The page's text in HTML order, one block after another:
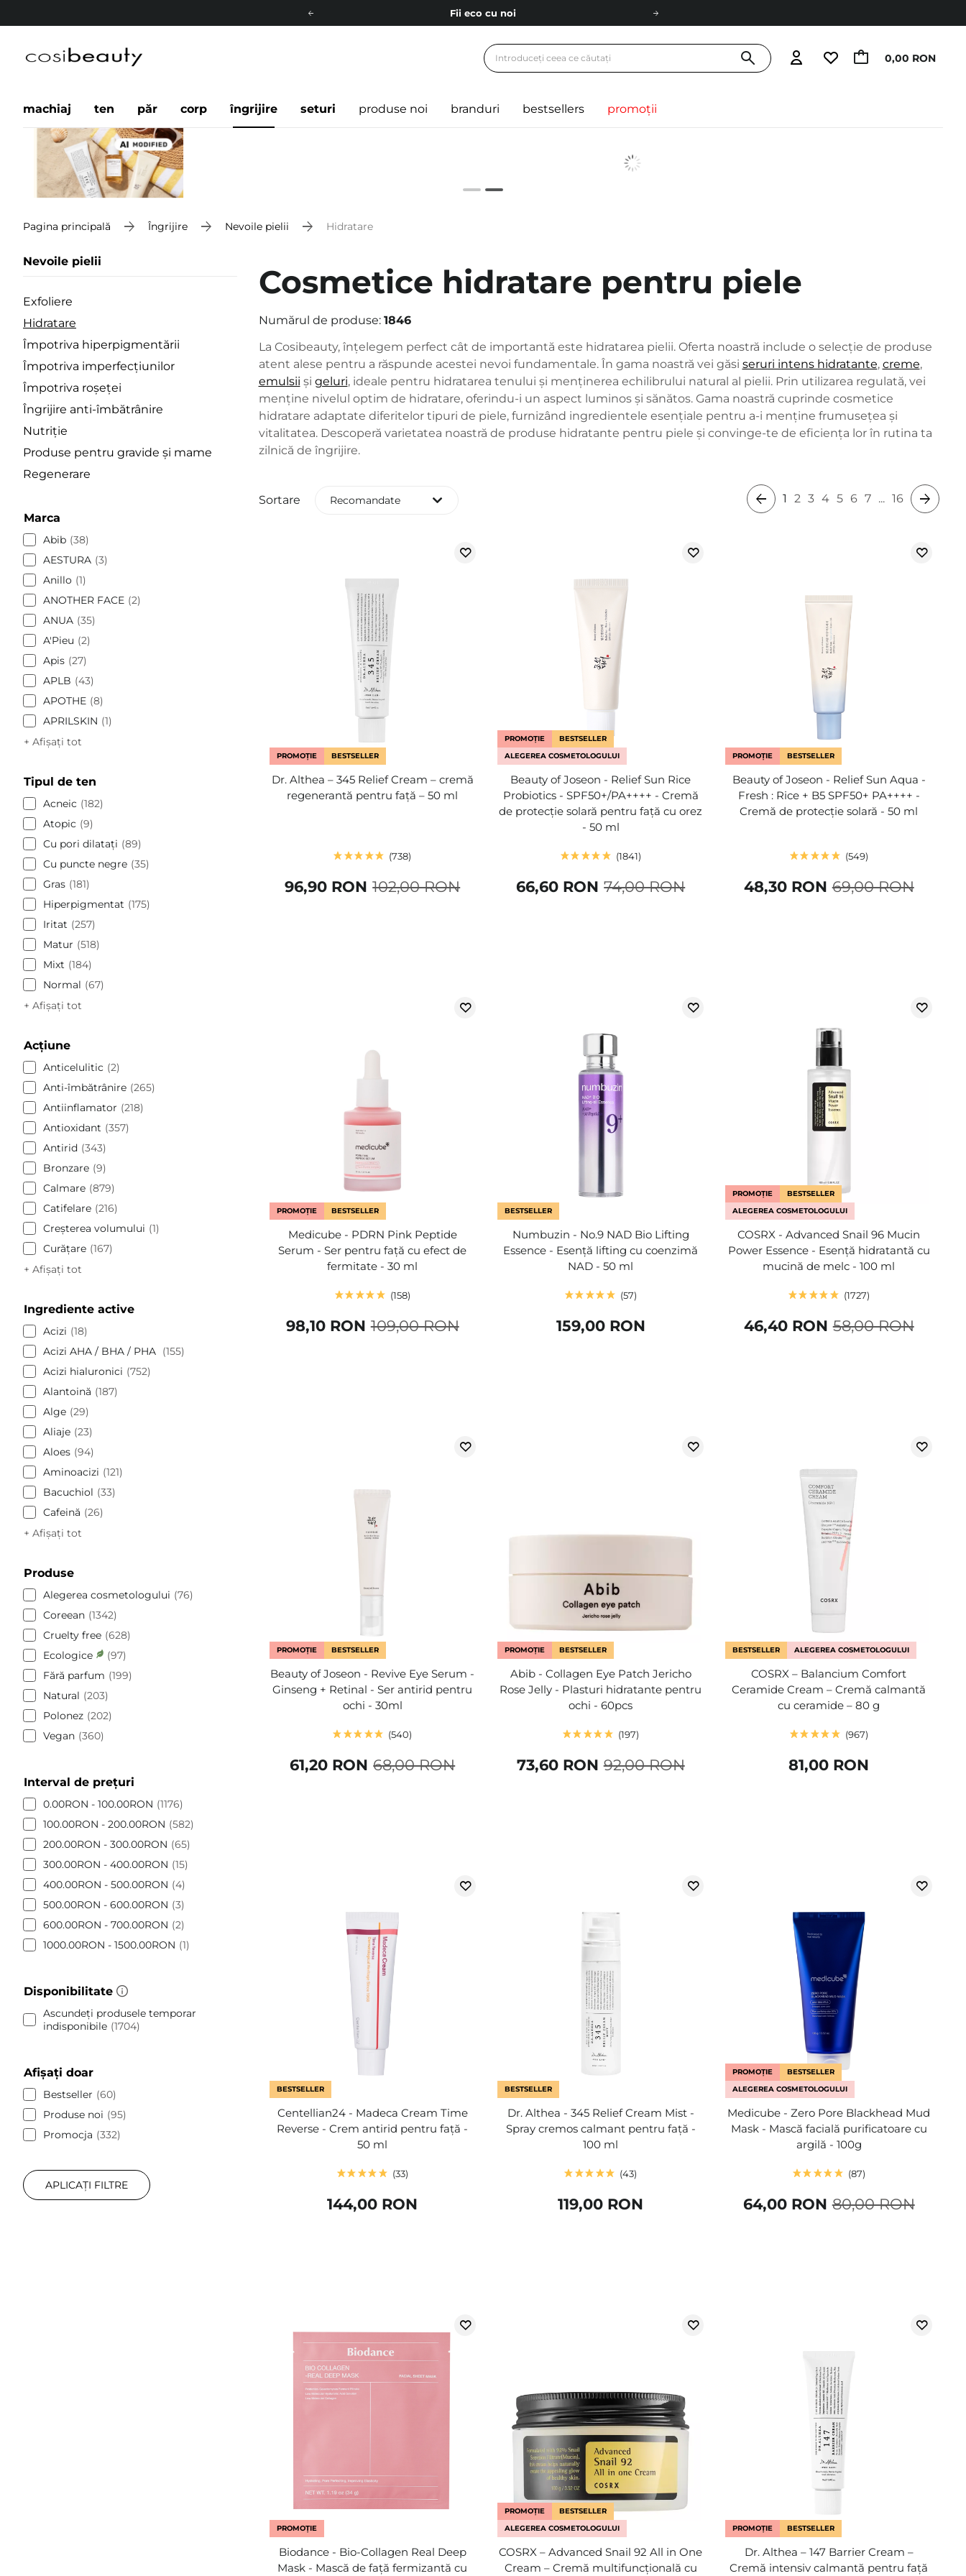
Fii eco cu noi
Livrare mai ieftină pentru comenzile de la 150 RON! 0,00 RON
machiaj ten păr corp îngrijire seturi produse noi branduri bestsellers promoții
Pagina principală Îngrijire Nevoile pielii Hidratare
Nevoile pielii
Exfoliere
Hidratare
Împotriva hiperpigmentării
Împotriva imperfecțiunilor
Împotriva roșeței
Îngrijire anti-îmbătrânire
Nutriție
Produse pentru gravide și mame
Regenerare
Marca
Abib 38
AESTURA 3
Anillo 1
ANOTHER FACE 2
ANUA 35
A'Pieu
2
Apis 27
APLB
43
APOTHE 8
APRILSKIN
1
+ Afișați tot
Tipul de ten
Acneic
182
Atopic
9
Cu pori dilatați
89
Cu puncte negre 35
Gras 181
Hiperpigmentat
175
Iritat
257
Matur
518
Mixt
184
Normal
67
+ Afișați tot
Acțiune
Anticelulitic
2
Anti-îmbătrânire 265
Antiinflamator
218
Antioxidant
357
Antirid 343
Bronzare 9
Calmare 879
Catifelare 216
Creșterea volumului
1
Curăţare 167
+ Afișați tot
Ingrediente active
Acizi
18
Acizi AHA / BHA / PHA
155
Acizi hialuronici
752
Alantoină
187
Alge 29
Aliaje 23
Aloes 94
Aminoacizi
121
Bacuchiol
33
Cafeină
26
+ Afișați tot
Produse
Alegerea cosmetologului
76
Coreean 1342
Cruelty free 628
Ecologice
97
Fără parfum
199
Natural
203
Polonez 202
Vegan 360
Interval de prețuri
0.00RON - 100.00RON
1176
100.00RON - 200.00RON
582
200.00RON - 300.00RON
65
300.00RON - 400.00RON
15
400.00RON - 500.00RON
4
500.00RON - 600.00RON
3
600.00RON - 700.00RON
2
1000.00RON - 1500.00RON
1
Disponibilitate
Ascundeți produsele temporar
indisponibile 1704
Afișați doar
Bestseller
60
Produse noi
95
Promocja
332
APLICAȚI FILTRE
Cosmetice hidratare pentru piele
Numărul de produse: 1846
La Cosibeauty, înțelegem perfect cât de importantă este hidratarea pielii. Oferta noastră include o selecție de produse
atent alese pentru a răspunde acestei nevoi fundamentale. În gama noastră vei găsi seruri intens hidratante, creme,
emulsii și geluri, ideale pentru hidratarea tenului și menținerea echilibrului natural al pielii. Prin utilizarea regulată, vei
menține nivelul optim de hidratare, oferindu-i un aspect luminos și sănătos. Gama noastră cuprinde cosmetice
hidratare adaptate diferitelor tipuri de piele, furnizând ingredientele esențiale pentru a-i menține frumusețea și
vitalitatea. Descoperă varietatea noastră de produse hidratante pentru piele și convinge-te de eficiența lor în rutina ta
zilnică de îngrijire.
Sortare Recomandate 1 2 3 4 5 6 7 ... 16
PROMOȚIE BESTSELLER
Dr. Althea – 345 Relief Cream – cremă
regenerantă pentru față – 50 ml
738
102,00 RON
96,90 RON
PROMOȚIE
BESTSELLER
ALEGEREA COSMETOLOGULUI
Beauty of Joseon - Relief Sun Rice
Probiotics - SPF50+/PA++++ - Cremă
de protecție solară pentru față cu orez
- 50 ml
1841
74,00 RON
66,60 RON
PROMOȚIE BESTSELLER
Beauty of Joseon - Relief Sun Aqua -
Fresh : Rice + B5 SPF50+ PA++++ -
Cremă de protecție solară - 50 ml
549
69,00 RON
48,30 RON
PROMOȚIE BESTSELLER
Medicube - PDRN Pink Peptide
Serum - Ser pentru față cu efect de
fermitate - 30 ml
158
109,00 RON
98,10 RON
BESTSELLER
Numbuzin - No.9 NAD Bio Lifting
Essence - Esență lifting cu coenzimă
NAD - 50 ml
57
159,00 RON
PROMOȚIE
BESTSELLER
ALEGEREA COSMETOLOGULUI
COSRX - Advanced Snail 96 Mucin
Power Essence - Esență hidratantă cu
mucină de melc - 100 ml
1727
58,00 RON
46,40 RON
PROMOȚIE BESTSELLER
Beauty of Joseon - Revive Eye Serum -
Ginseng + Retinal - Ser antirid pentru
ochi - 30ml
540
68,00 RON
61,20 RON
PROMOȚIE BESTSELLER
Abib - Collagen Eye Patch Jericho
Rose Jelly - Plasturi hidratante pentru
ochi - 60pcs
197
92,00 RON
73,60 RON
BESTSELLER ALEGEREA COSMETOLOGULUI
COSRX – Balancium Comfort
Ceramide Cream – Cremă calmantă
cu ceramide – 80 g
967
81,00 RON
BESTSELLER
Centellian24 - Madeca Cream Time
Reverse - Crem antirid pentru față -
50 ml
33
144,00 RON
BESTSELLER
Dr. Althea - 345 Relief Cream Mist -
Spray cremos calmant pentru față -
100 ml
43
119,00 RON
PROMOȚIE
BESTSELLER
ALEGEREA COSMETOLOGULUI
Medicube - Zero Pore Blackhead Mud
Mask - Mască facială purificatoare cu
argilă - 100g
87
80,00 RON
64,00 RON
PROMOȚIE
Biodance - Bio-Collagen Real Deep
Mask - Mască de față fermizantă cu
PROMOȚIE
BESTSELLER
ALEGEREA COSMETOLOGULUI
COSRX – Advanced Snail 92 All in One
Cream – Cremă multifuncțională cu
PROMOȚIE BESTSELLER
Dr. Althea – 147 Barrier Cream –
Cremă intensiv calmantă pentru față